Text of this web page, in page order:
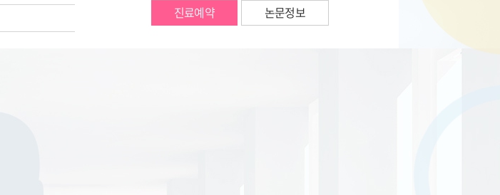
진료예약 논문정보